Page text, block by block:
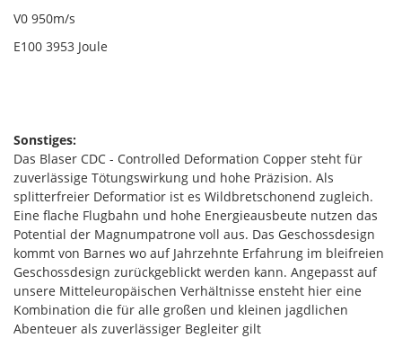
V0 950m/s
E100 3953 Joule
Sonstiges:
Das Blaser CDC - Controlled Deformation Copper steht für
zuverlässige Tötungswirkung und hohe Präzision. Als
splitterfreier Deformatior ist es Wildbretschonend zugleich.
Eine flache Flugbahn und hohe Energieausbeute nutzen das
Potential der Magnumpatrone voll aus. Das Geschossdesign
kommt von Barnes wo auf Jahrzehnte Erfahrung im bleifreien
Geschossdesign zurückgeblickt werden kann. Angepasst auf
unsere Mitteleuropäischen Verhältnisse ensteht hier eine
Kombination die für alle großen und kleinen jagdlichen
Abenteuer als zuverlässiger Begleiter gilt